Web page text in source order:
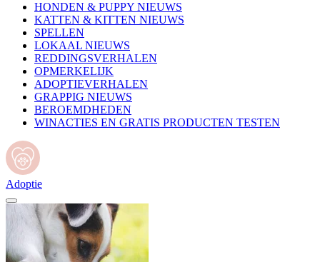
HONDEN & PUPPY NIEUWS
KATTEN & KITTEN NIEUWS
SPELLEN
LOKAAL NIEUWS
REDDINGSVERHALEN
OPMERKELIJK
ADOPTIEVERHALEN
GRAPPIG NIEUWS
BEROEMDHEDEN
WINACTIES EN GRATIS PRODUCTEN TESTEN
Adoptie